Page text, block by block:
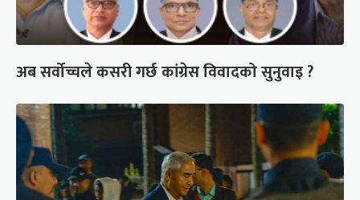
अब सर्वोच्चले कसरी गर्छ कांग्रेस विवादको सुनुवाइ ?